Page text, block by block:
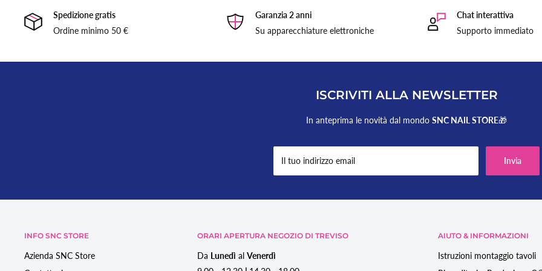
Spedizione gratis
Ordine minimo 50 €
Garanzia 2 anni
Su apparecchiature elettroniche
Chat interattiva
Supporto immediato
ISCRIVITI ALLA NEWSLETTER
In anteprima le novità dal mondo SNC NAIL STORE🎁
Il tuo indirizzo email Invia
INFO SNC STORE
Azienda SNC Store
ORARI APERTURA NEGOZIO DI TREVISO
Da Lunedì al Venerdì
AIUTO & INFORMAZIONI
Istruzioni montaggio tavoli